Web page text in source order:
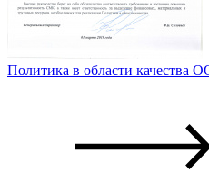
Политика в области